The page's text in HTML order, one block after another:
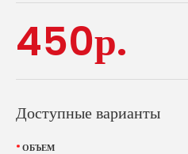
450р.
Доступные варианты
ОБЪЕМ